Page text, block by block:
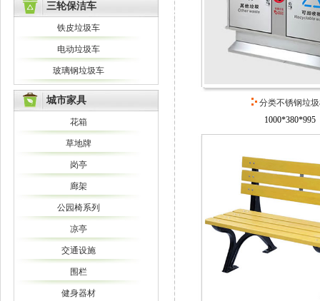
三轮保洁车
铁皮垃圾车
电动垃圾车
玻璃钢垃圾车
城市家具
花箱
草地牌
岗亭
廊架
公园椅系列
凉亭
交通设施
围栏
健身器材
分类不锈钢垃
1000*380*995